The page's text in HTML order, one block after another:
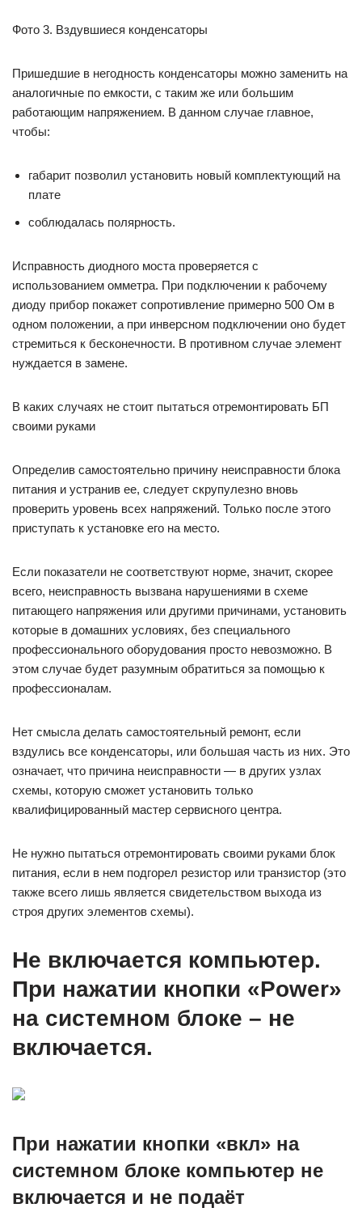
Фото 3. Вздувшиеся конденсаторы
Пришедшие в негодность конденсаторы можно заменить на
аналогичные по емкости, с таким же или большим
работающим напряжением. В данном случае главное,
чтобы:
габарит позволил установить новый комплектующий на
плате
соблюдалась полярность.
Исправность диодного моста проверяется с
использованием омметра. При подключении к рабочему
диоду прибор покажет сопротивление примерно 500 Ом в
одном положении, а при инверсном подключении оно будет
стремиться к бесконечности. В противном случае элемент
нуждается в замене.
В каких случаях не стоит пытаться отремонтировать БП
своими руками
Определив самостоятельно причину неисправности блока
питания и устранив ее, следует скрупулезно вновь
проверить уровень всех напряжений. Только после этого
приступать к установке его на место.
Если показатели не соответствуют норме, значит, скорее
всего, неисправность вызвана нарушениями в схеме
питающего напряжения или другими причинами, установить
которые в домашних условиях, без специального
профессионального оборудования просто невозможно. В
этом случае будет разумным обратиться за помощью к
профессионалам.
Нет смысла делать самостоятельный ремонт, если
вздулись все конденсаторы, или большая часть из них. Это
означает, что причина неисправности — в других узлах
схемы, которую сможет установить только
квалифицированный мастер сервисного центра.
Не нужно пытаться отремонтировать своими руками блок
питания, если в нем подгорел резистор или транзистор (это
также всего лишь является свидетельством выхода из
строя других элементов схемы).
Не включается компьютер.
При нажатии кнопки «Power»
на системном блоке – не
включается.
При нажатии кнопки «вкл» на
системном блоке компьютер не
включается и не подаёт